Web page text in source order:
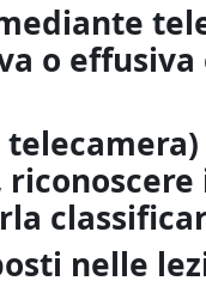
o effusiva
nelle